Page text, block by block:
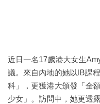
近日一名17歲港大女生
議。來自內地的她以IB課
科」，更獲港大頒發「全
少女」。訪問中，她更透